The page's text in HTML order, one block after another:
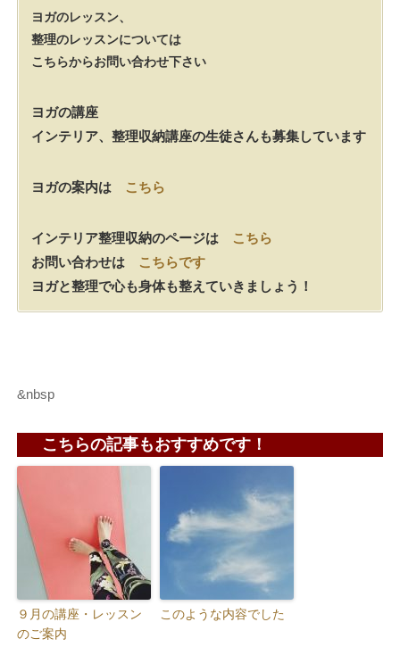
ヨガのレッスン、
整理のレッスンについては
こちらからお問い合わせ下さい
ヨガの講座
インテリア、整理収納講座の生徒さんも募集しています
ヨガの案内は こちら
インテリア整理収納のページは こちら
お問い合わせは こちらです
ヨガと整理で心も身体も整えていきましょう！
&nbsp
こちらの記事もおすすめです！
９月の講座・レッスン
のご案内
このような内容でした